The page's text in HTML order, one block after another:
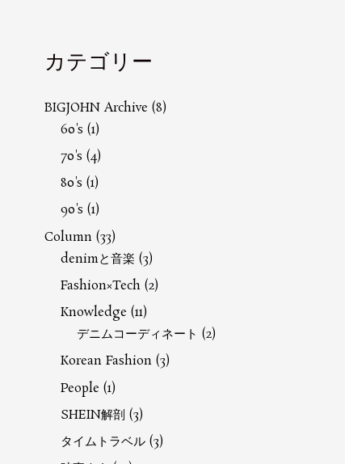
カテゴリー
BIGJOHN Archive (8)
60's (1)
70's (4)
80's (1)
90's (1)
Column (33)
denimと音楽 (3)
Fashion×Tech (2)
Knowledge (11)
デニムコーディネート (2)
Korean Fashion (3)
People (1)
SHEIN解剖 (3)
タイムトラベル (3)